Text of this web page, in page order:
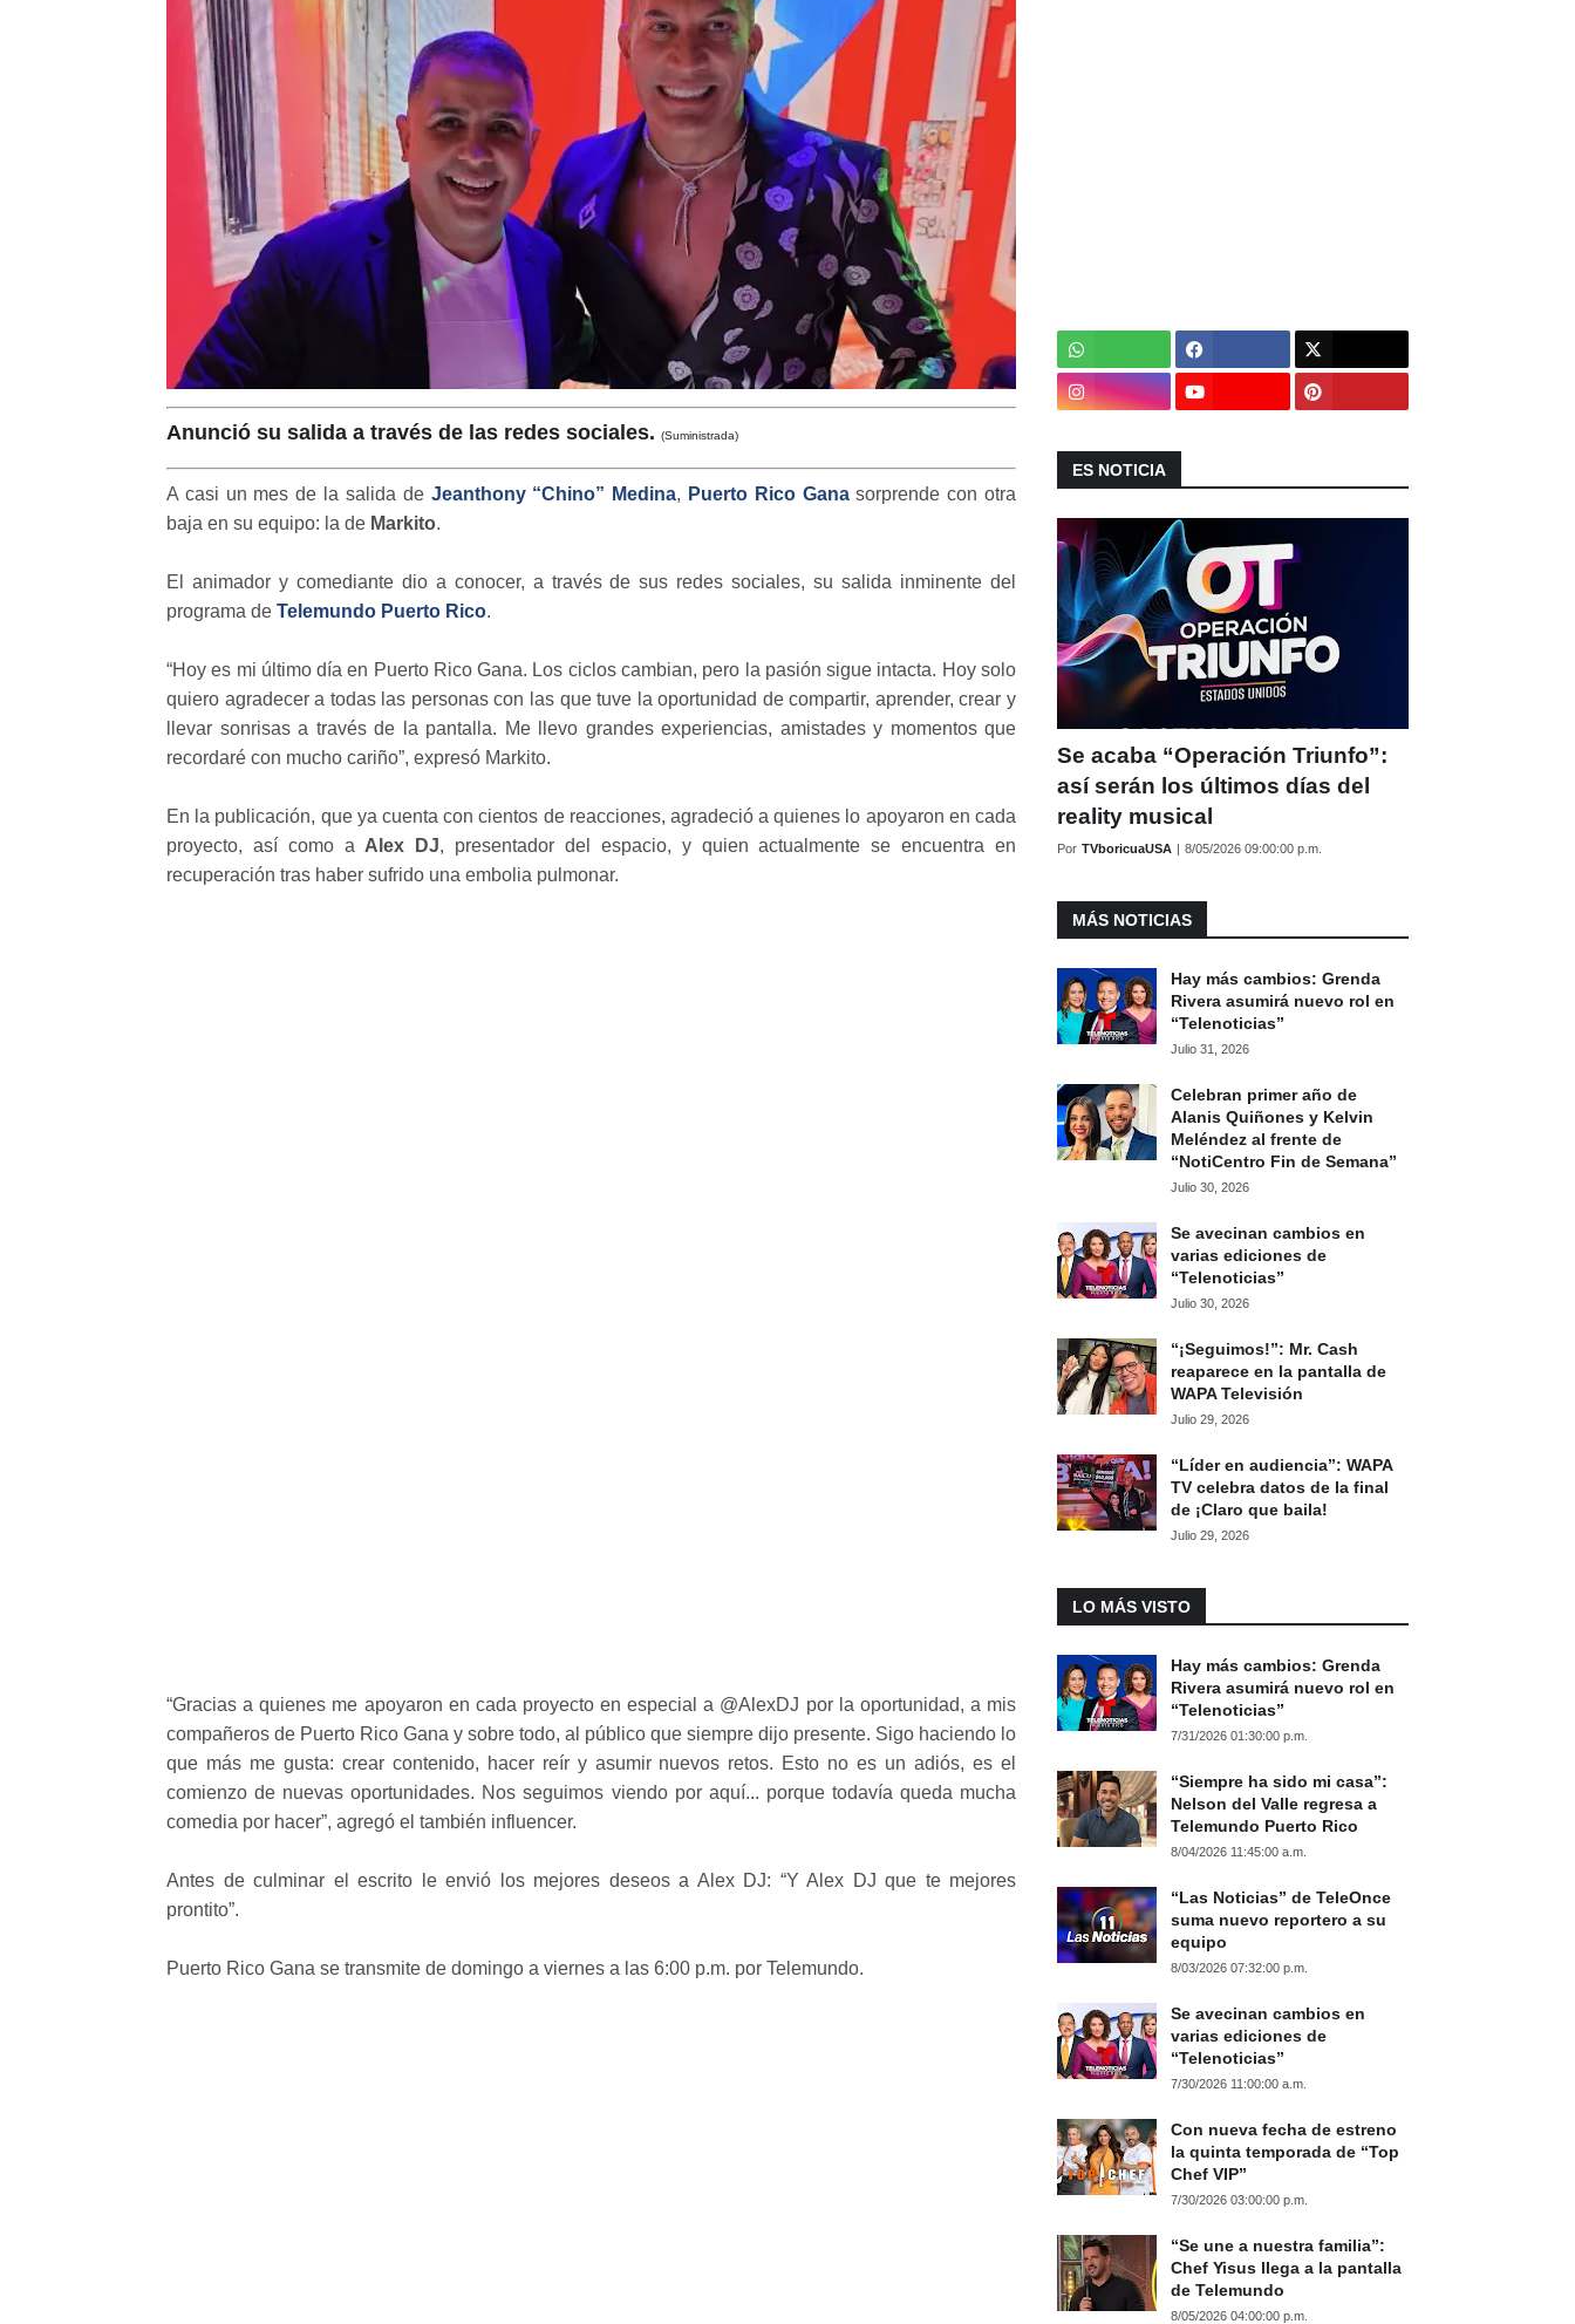
Anunció su salida a través de las redes sociales. (Suministrada)
A casi un mes de la salida de Jeanthony “Chino” Medina, Puerto Rico Ganasorprende con otra
baja en su equipo: la de Markito.
El animador y comediante dio a conocer, a través de sus redes sociales, su salida inminente del
programa de Telemundo Puerto Rico.
“Hoy es mi último día en Puerto Rico Gana. Los ciclos cambian, pero la pasión sigue intacta. Hoy solo
quiero agradecer a todas las personas con las que tuve la oportunidad de compartir, aprender, crear y
llevar sonrisas a través de la pantalla. Me llevo grandes experiencias, amistades y momentos que
recordaré con mucho cariño”, expresó Markito.
En la publicación, que ya cuenta con cientos de reacciones, agradeció a quienes lo apoyaron en cada
proyecto, así como a Alex DJ, presentador del espacio, y quien actualmente se encuentra en
recuperación tras haber sufrido una embolia pulmonar.
“Gracias a quienes me apoyaron en cada proyecto en especial a @AlexDJ por la oportunidad, a mis
compañeros de Puerto Rico Gana y sobre todo, al público que siempre dijo presente. Sigo haciendo lo
que más me gusta: crear contenido, hacer reír y asumir nuevos retos. Esto no es un adiós, es el
comienzo de nuevas oportunidades. Nos seguimos viendo por aquí... porque todavía queda mucha
comedia por hacer”, agregó el también influencer.
Antes de culminar el escrito le envió los mejores deseos a Alex DJ: “Y Alex DJ que te mejores
prontito”.
Puerto Rico Gana se transmite de domingo a viernes a las 6:00 p.m. por Telemundo.
ES NOTICIA
Se acaba “Operación Triunfo”:
así serán los últimos días del
reality musical
Por TVboricuaUSA | 8/05/2026 09:00:00 p.m.
MÁS NOTICIAS
Hay más cambios: Grenda
Rivera asumirá nuevo rol en
“Telenoticias”
Julio 31, 2026
Celebran primer año de
Alanis Quiñones y Kelvin
Meléndez al frente de
“NotiCentro Fin de Semana”
Julio 30, 2026
Se avecinan cambios en
varias ediciones de
“Telenoticias”
Julio 30, 2026
“¡Seguimos!”: Mr. Cash
reaparece en la pantalla de
WAPA Televisión
Julio 29, 2026
“Líder en audiencia”: WAPA
TV celebra datos de la final
de ¡Claro que baila!
Julio 29, 2026
LO MÁS VISTO
Hay más cambios: Grenda
Rivera asumirá nuevo rol en
“Telenoticias”
7/31/2026 01:30:00 p.m.
“Siempre ha sido mi casa”:
Nelson del Valle regresa a
Telemundo Puerto Rico
8/04/2026 11:45:00 a.m.
“Las Noticias” de TeleOnce
suma nuevo reportero a su
equipo
8/03/2026 07:32:00 p.m.
Se avecinan cambios en
varias ediciones de
“Telenoticias”
7/30/2026 11:00:00 a.m.
Con nueva fecha de estreno
la quinta temporada de “Top
Chef VIP”
7/30/2026 03:00:00 p.m.
“Se une a nuestra familia”:
Chef Yisus llega a la pantalla
de Telemundo
8/05/2026 04:00:00 p.m.